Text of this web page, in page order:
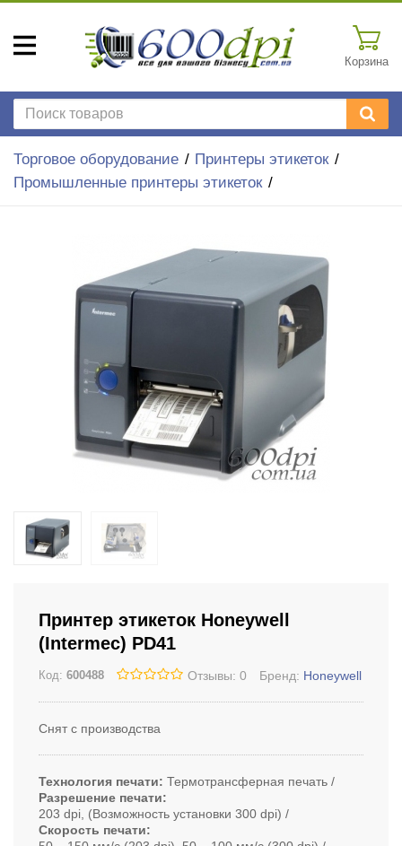
Корзина
Торговое оборудование
Принтеры этикеток
Промышленные принтеры этикеток
Принтер этикеток Honeywell
(Intermec) PD41
Код: 600488 Отзывы: 0 Бренд: Honeywell
Снят с производства
Технология печати
Термотрансферная печать
Разрешение печати
203 dpi, (Возможность установки 300 dpi)
Скорость печати